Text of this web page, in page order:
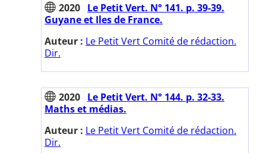
2020 Le Petit Vert. N° 141. p. 39-39.
Guyane et Iles de France.
Auteur : Le Petit Vert Comité de rédaction.
Dir.
2020 Le Petit Vert. N° 144. p. 32-33.
Maths et médias.
Auteur : Le Petit Vert Comité de rédaction.
Dir.